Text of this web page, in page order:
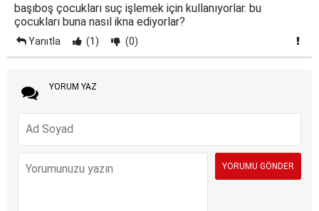
başıboş çocukları suç işlemek için kullanıyorlar. bu
çocukları buna nasıl ikna ediyorlar?
Yanıtla (1) (0)
YORUM YAZ